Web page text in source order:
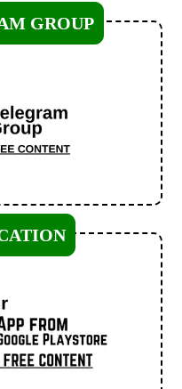
GROUP